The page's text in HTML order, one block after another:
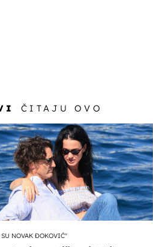
ČITAJU OVO
NOVAK ĐOKOVIĆ"